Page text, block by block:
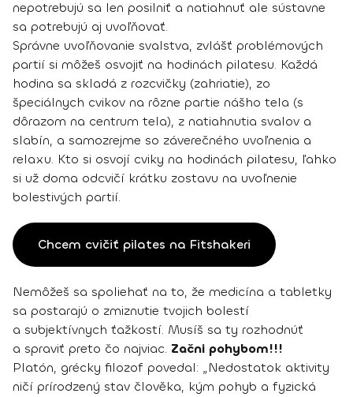
nepotrebujú sa len posilniť a natiahnuť ale sústavne
sa potrebujú aj uvoľňovať.
Správne uvoľňovanie svalstva, zvlášť problémových
partií si môžeš osvojiť na hodinách pilatesu. Každá
hodina sa skladá z rozcvičky (zahriatie), zo
špeciálnych cvikov na rôzne partie nášho tela (s
dôrazom na centrum tela), z natiahnutia svalov a
slabín, a samozrejme so záverečného uvoľnenia a
relaxu. Kto si osvojí cviky na hodinách pilatesu, ľahko
si už doma odcvičí krátku zostavu na uvoľnenie
bolestivých partií.
Chcem cvičiť pilates na Fitshakeri
Nemôžeš sa spoliehať na to, že medicína a tabletky
sa postarajú o zmiznutie tvojich bolestí
a subjektívnych ťažkostí. Musíš sa ty rozhodnúť
a spraviť preto čo najviac. Začni pohybom!!!
Platón, grécky filozof povedal: „Nedostatok aktivity
ničí prírodzený stav člověka, kým pohyb a fyzická